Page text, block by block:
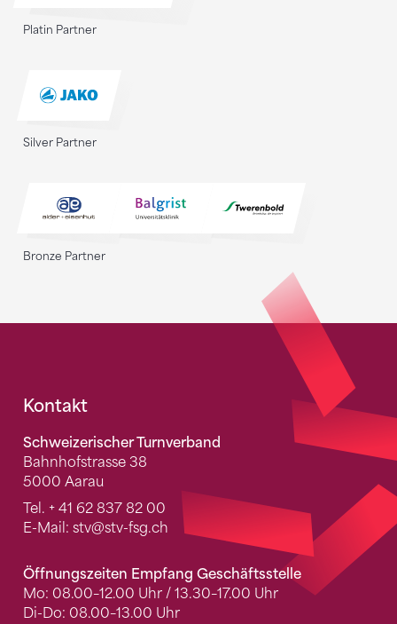
Platin Partner
Silver Partner
Bronze Partner
Fusszeile
Kontakt
Schweizerischer Turnverband
Bahnhofstrasse 38
5000 Aarau
Tel. + 41 62 837 82 00
E-Mail: stv@stv-fsg.ch
Öffnungszeiten Empfang Geschäftsstelle
Mo: 08.00–12.00 Uhr / 13.30–17.00 Uhr
Di-Do: 08.00–13.00 Uhr